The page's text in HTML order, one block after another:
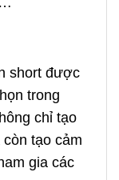
short được
trong
chỉ tạo
tạo cảm
gia các